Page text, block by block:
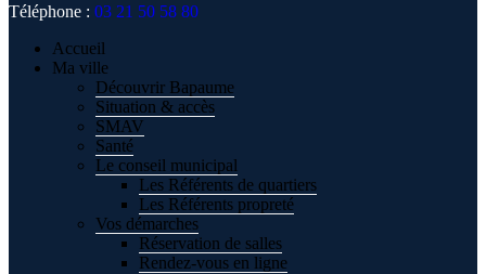
Téléphone : 03 21 50 58 80
Accueil
Ma ville
Découvrir Bapaume
Situation & accès
SMAV
Santé
Le conseil municipal
Les Référents de quartiers
Les Référents propreté
Vos démarches
Réservation de salles
Rendez-vous en ligne